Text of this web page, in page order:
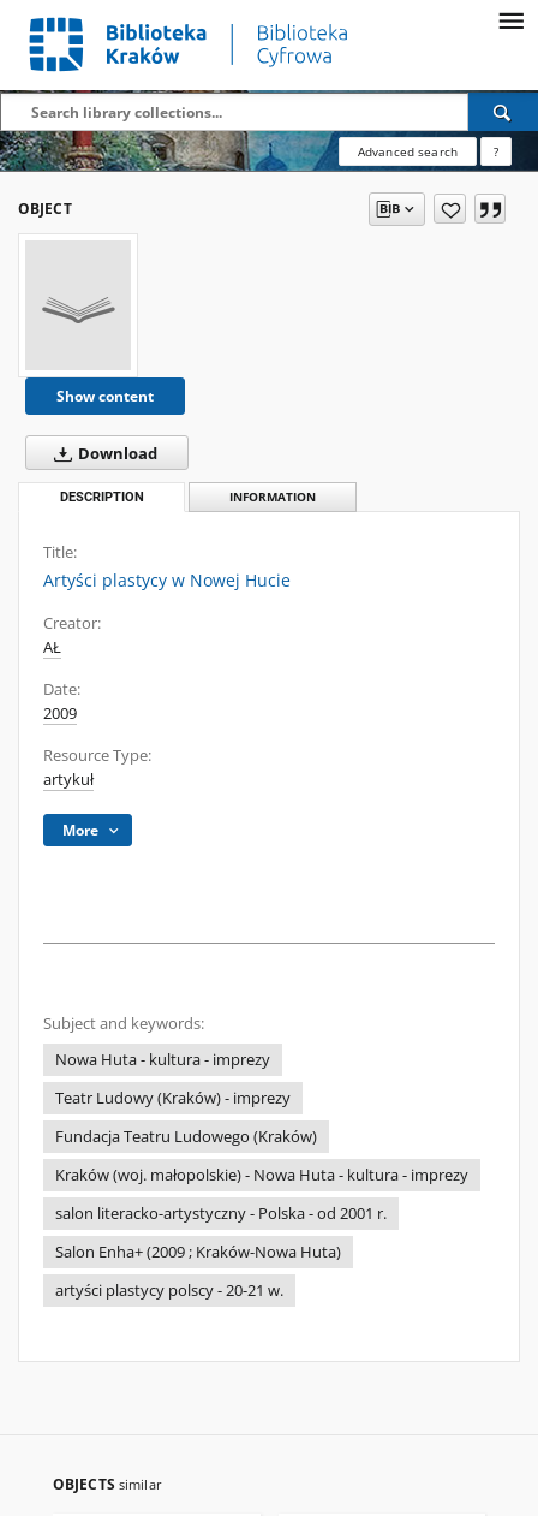
Advanced search ?
OBJECT
Show content
Download
DESCRIPTION INFORMATION
Title:
Artyści plastycy w Nowej Hucie
Creator:
AŁ
Date:
2009
Resource Type:
artykuł
More
Subject and keywords:
Nowa Huta - kultura - imprezy
Teatr Ludowy (Kraków) - imprezy
Fundacja Teatru Ludowego (Kraków)
Kraków (woj. małopolskie) - Nowa Huta - kultura - imprezy
salon literacko-artystyczny - Polska - od 2001 r.
Salon Enha+ (2009 ; Kraków-Nowa Huta)
artyści plastycy polscy - 20-21 w.
OBJECTS similar